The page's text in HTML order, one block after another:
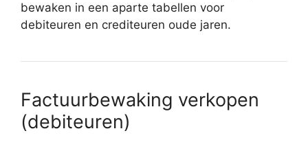
bewaken in een aparte tabellen voor
debiteuren en crediteuren oude jaren.
Factuurbewaking verkopen
(debiteuren)